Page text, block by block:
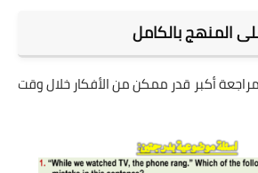
المنهج بالكامل
أكبر قدر ممكن من الأفكار خلال وقت